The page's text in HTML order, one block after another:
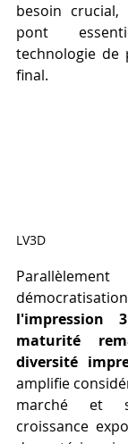
besoin crucial,
pont
technologie de
final.
LV3D
maturité
diversité
amplifie
marché et
croissance